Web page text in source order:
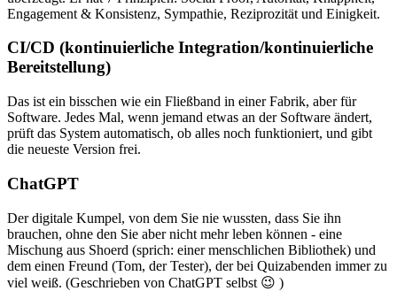
Engagement & Konsistenz, Sympathie, Reziprozität und Einigkeit.
CI/CD (kontinuierliche Integration/kontinuierliche
Bereitstellung)
Das ist ein bisschen wie ein Fließband in einer Fabrik, aber für
Software. Jedes Mal, wenn jemand etwas an der Software ändert,
prüft das System automatisch, ob alles noch funktioniert, und gibt
die neueste Version frei.
ChatGPT
Der digitale Kumpel, von dem Sie nie wussten, dass Sie ihn
brauchen, ohne den Sie aber nicht mehr leben können - eine
Mischung aus Shoerd (sprich: einer menschlichen Bibliothek) und
dem einen Freund (Tom, der Tester), der bei Quizabenden immer zu
viel weiß. (Geschrieben von ChatGPT selbst 😉 )